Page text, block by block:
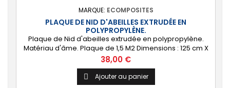
MARQUE: ECOMPOSITES
PLAQUE DE NID D'ABEILLES EXTRUDÉE EN
POLYPROPYLÈNE.
Plaque de Nid d'abeilles extrudée en polypropylène.
Matériau d'âme. Plaque de 1,5 M2 Dimensions : 125 cm X
120 cm Épaisseur : 10 mm ou 20 mm Densité : environ 80
KG/M3 PRODUIT UNIQUEMENT DISPONIBLE AU MAGASIN
D'ARZAL - PAS D'ENVOI.
Prix
38,00 €
 Ajouter au panier